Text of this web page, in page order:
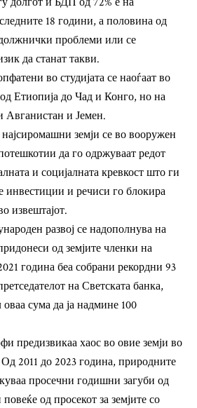
18 години, а половина од
проблеми или се
да станат такви.
во студијата се наоѓаат во
Етиопија до Чад и Конго, но на
Авганистан и Јемен.
земји се во вооружен
да го одржуваат редот
и социјалната кревкост што ги
инвестиции и речиси го блокира
извештајот.
развој се надополнува на
од земјите членки на
година беа собрани рекордни 93
на Светската банка,
сума да ја надмине 100
предизвикаа хаос во овие земји во
2011 до 2023 година, природните
просечни годишни загуби од
од просекот за земјите со